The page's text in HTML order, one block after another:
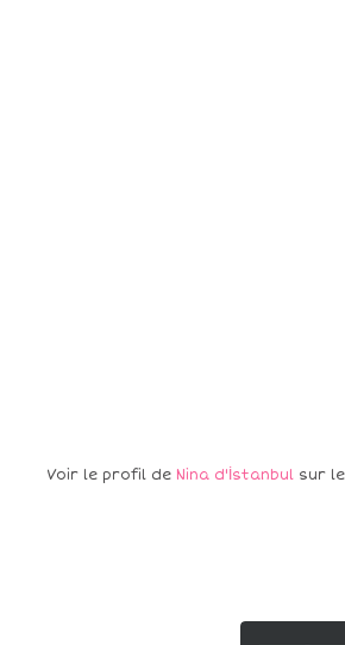
Voir le profil de Nina d'İstanbul sur